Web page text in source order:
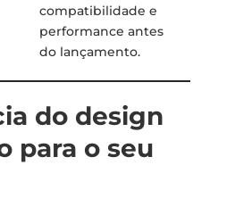
compatibilidade e
performance antes
do lançamento.
do design
para o seu